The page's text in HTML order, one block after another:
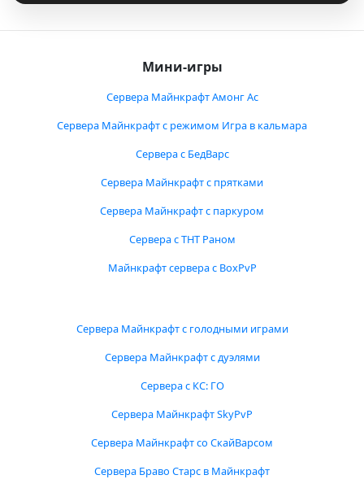
Мини-игры
Сервера Майнкрафт Амонг Ас
Сервера Майнкрафт с режимом Игра в кальмара
Сервера с БедВарс
Сервера Майнкрафт с прятками
Сервера Майнкрафт с паркуром
Сервера с ТНТ Раном
Майнкрафт сервера с BoxPvP
Сервера Майнкрафт с голодными играми
Сервера Майнкрафт с дуэлями
Сервера с КС: ГО
Сервера Майнкрафт SkyPvP
Сервера Майнкрафт со СкайВарсом
Сервера Браво Старс в Майнкрафт